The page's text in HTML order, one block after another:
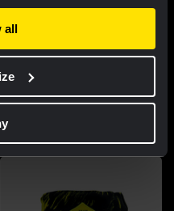
all
Wielershirt mannen - Dream like
€ 85,00
Nieuw